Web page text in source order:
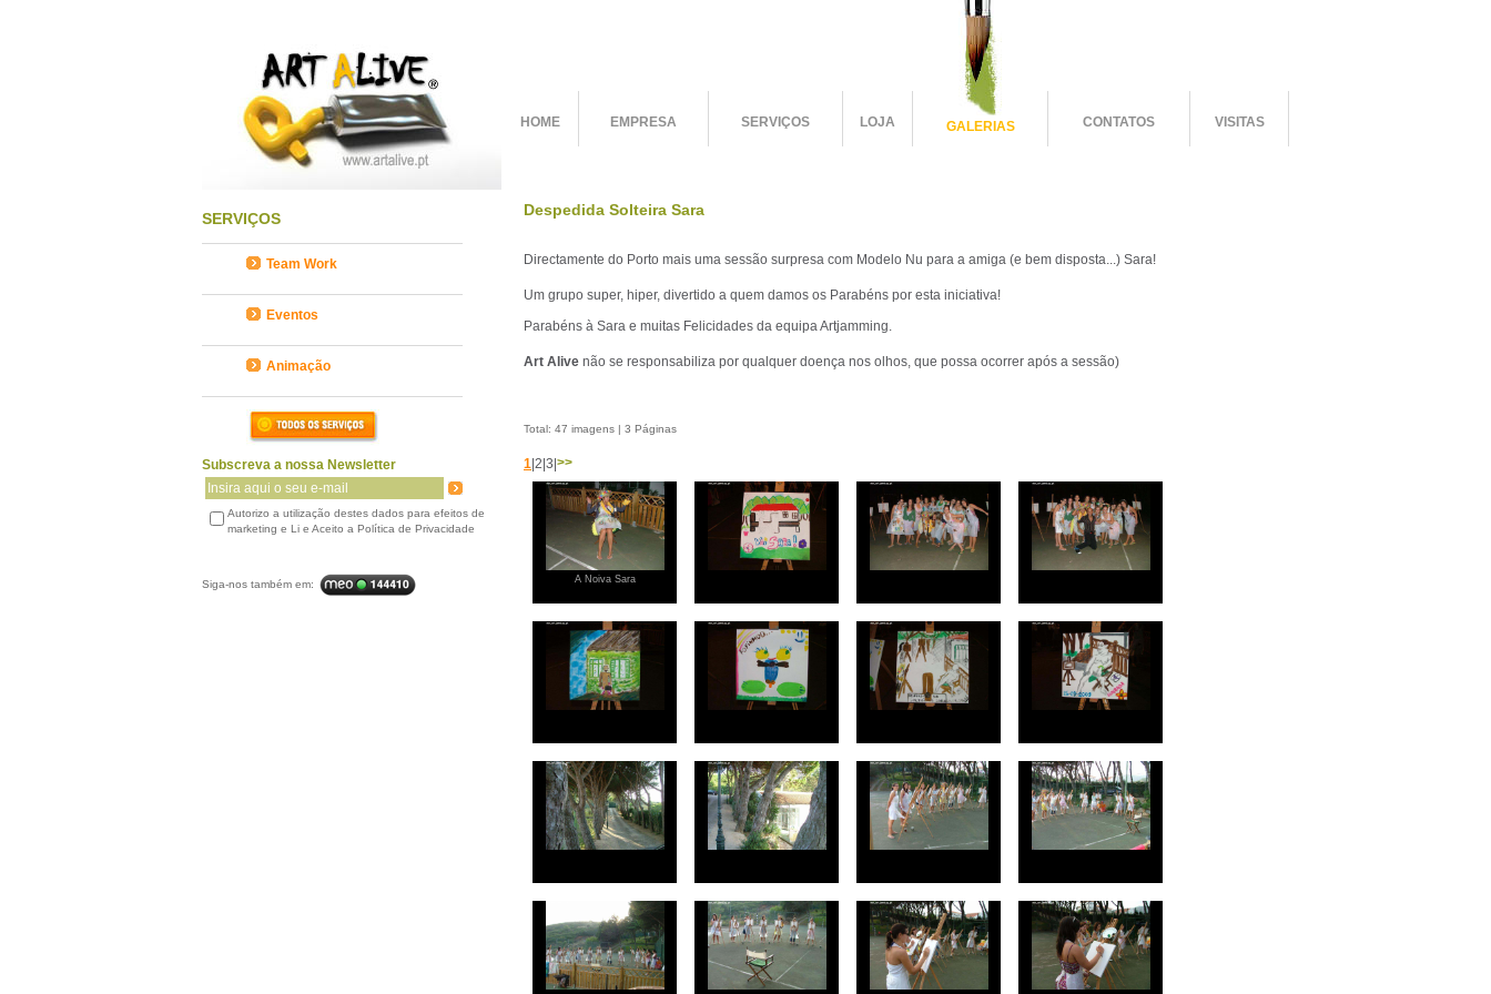
HOME EMPRESA SERVIÇOS LOJA GALERIAS CONTATOS VISITAS
SERVIÇOS
Team Work
Eventos
Animação
Subscreva a nossa Newsletter
Autorizo a utilização destes dados para efeitos de
marketing e Li e Aceito a Política de Privacidade
Siga-nos também em:
Despedida Solteira Sara
Directamente do Porto mais uma sessão surpresa com Modelo Nu para a amiga (e bem disposta...) Sara!
Um grupo super, hiper, divertido a quem damos os Parabéns por esta iniciativa!
Parabéns à Sara e muitas Felicidades da equipa Artjamming.
Art Alive não se responsabiliza por qualquer doença nos olhos, que possa ocorrer após a sessão)
Total: 47 imagens | 3 Páginas
1 2 3 >>
A Noiva Sara